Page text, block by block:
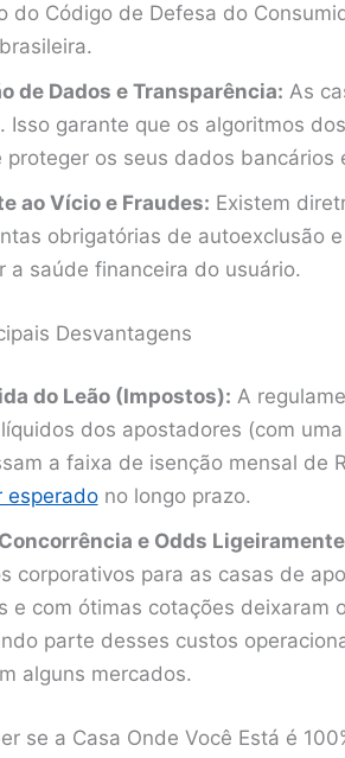
do Código de Defesa do
de Dados e Transparência: As
Isso garante que os algoritmos
proteger os seus dados
ao Vício e Fraudes: Existem
obrigatórias de autoexclusão
a saúde financeira do usuário.
Desvantagens
do Leão (Impostos): A
dos apostadores (com
a faixa de isenção mensal de
esperadono longo prazo.
e Odds
corporativos para as casas de
e com ótimas cotações deixaram
parte desses custos
alguns mercados.
se a Casa Onde Você Está é